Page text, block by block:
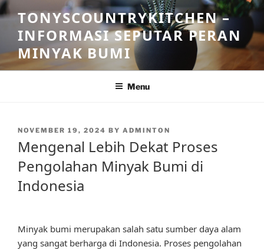
Skip
to
content
TONYSCOUNTRYKITCHEN –
INFORMASI SEPUTAR PERAN
MINYAK BUMI
Menu
POSTED
NOVEMBER 19, 2024 BY ADMINTON
Mengenal Lebih Dekat Proses
Pengolahan Minyak Bumi di
Indonesia
Minyak bumi merupakan salah satu sumber daya alam
yang sangat berharga di Indonesia. Proses pengolahan